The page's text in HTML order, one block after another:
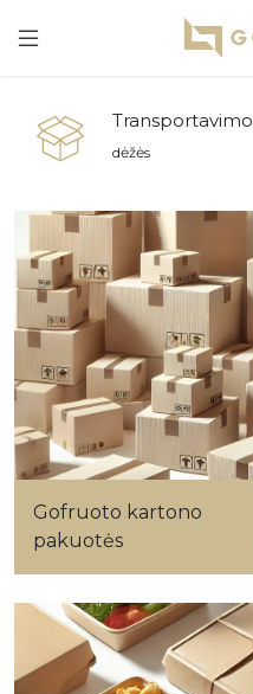
Transportavimo
dėžės
Gofruoto kartono
pakuotės